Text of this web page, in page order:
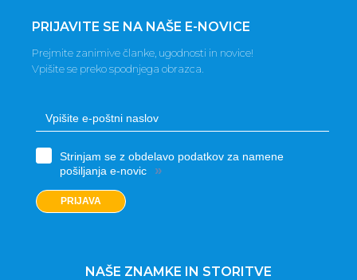
PRIJAVITE SE NA NAŠE E-NOVICE
Prejmite zanimive članke, ugodnosti in novice!
Vpišite se preko spodnjega obrazca.
Strinjam se z obdelavo podatkov za namene
pošiljanja e-novic
»
PRIJAVA
NAŠE ZNAMKE IN STORITVE